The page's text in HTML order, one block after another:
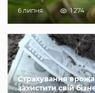
6 липня 1 274
Страхування
захистити свій